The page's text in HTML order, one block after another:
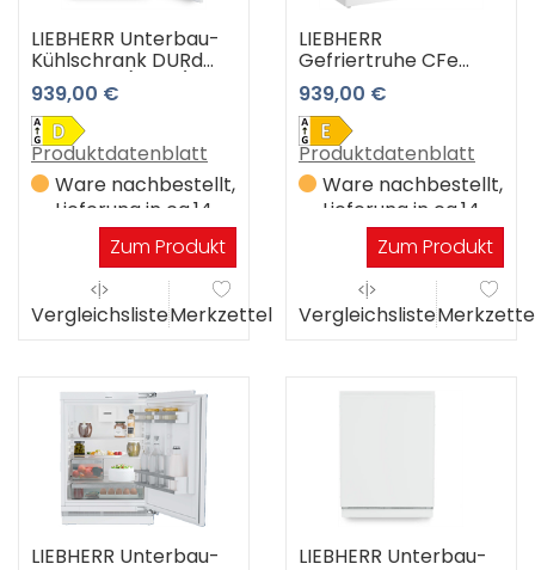
LIEBHERR Unterbau-
Kühlschrank DURd
3601 Pure (weiss)
939,00 €
Produktdatenblatt
Ware nachbestellt,
Lieferung in ca.14
Werktagen
Zum Produkt
VergleichslisteMerkzettel
LIEBHERR
Gefriertruhe CFe
2500-26
939,00 €
Produktdatenblatt
Ware nachbestellt,
Lieferung in ca.14
Werktagen
Zum Produkt
Vergleichsliste
LIEBHERR Unterbau- LIEBHERR Unterbau-